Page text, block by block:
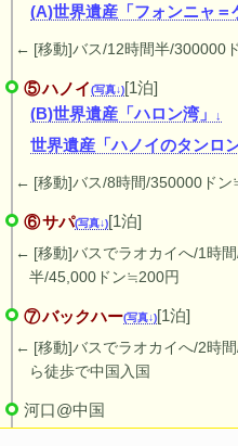
(A)世界遺産「フォンニャ＝
[移動]バス/12時間半/300000
ハノイ(写真↓)[1泊]
(B)世界遺産「ハロン湾」
世界遺産「ハノイのタンロ
[移動]バス/8時間/350000ド
サパ(写真↓)[1泊]
[移動]バスでラオカイへ/1時
半/45,000ドン≒200円
バックハー(写真↓)[1泊]
[移動]バスでラオカイへ/2時
ら徒歩で中国入国
河口@中国